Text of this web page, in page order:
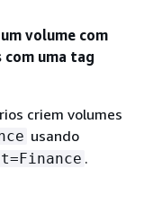
volume com
com uma tag
criem volumes
usando
.